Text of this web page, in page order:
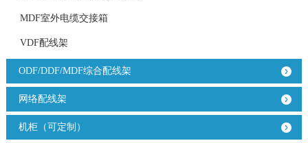
MDF室外电缆交接箱
VDF配线架
ODF/DDF/MDF综合配线架
网络配线架
机柜（可定制）